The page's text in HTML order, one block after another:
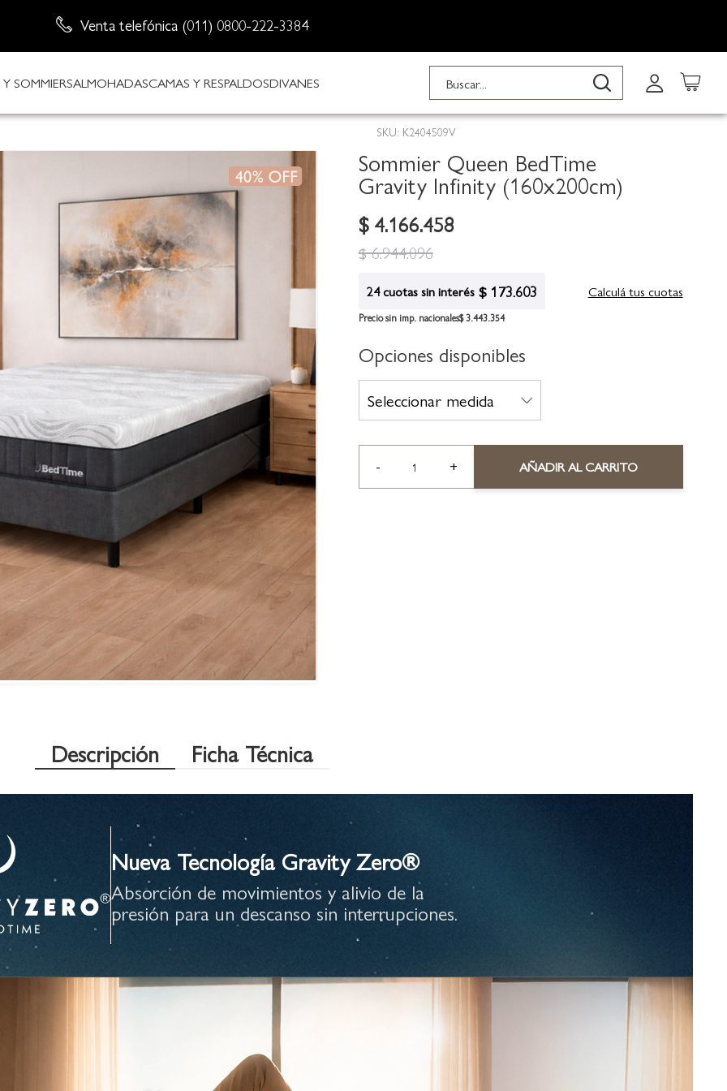
Envío sin cargo
Venta telefónica (011) 0800-222-3384
SOMMIERSALMOHADASCAMAS Y RESPALDOSDIVANES
Buscar Buscar
SKU: K2404509V
Sommier Queen BedTime
Gravity Infinity (160x200cm)
$ 6.944.096
$ 4.166.458
24 cuotas sin interés $ 173.603 Calculá tus cuotas
Precio sin imp. nacionales$ 3.443.354
Opciones disponibles
- + AÑADIR AL CARRITO
Descripción
Nueva Tecnología Gravity Zero®
Absorción de movimientos y alivio de la
presión para un descanso sin interrupciones.
Ficha Técnica